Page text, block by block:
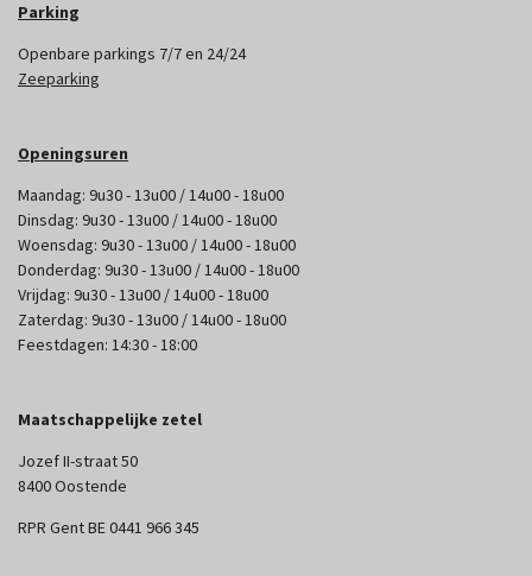
Parking
Openbare parkings 7/7 en 24/24
Zeeparking
Openingsuren
Maandag: 9u30 - 13u00 / 14u00 - 18u00
Dinsdag: 9u30 - 13u00 / 14u00 - 18u00
Woensdag: 9u30 - 13u00 / 14u00 - 18u00
Donderdag: 9u30 - 13u00 / 14u00 - 18u00
Vrijdag: 9u30 - 13u00 / 14u00 - 18u00
Zaterdag: 9u30 - 13u00 / 14u00 - 18u00
Feestdagen: 14:30 - 18:00
Maatschappelijke zetel
Jozef II-straat 50
8400 Oostende
RPR Gent BE 0441 966 345